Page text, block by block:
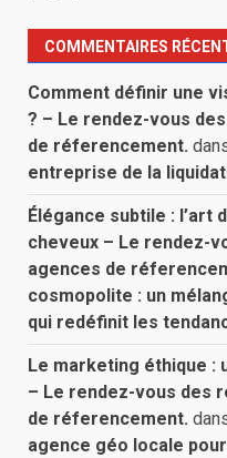
COMMENTAIRES
Comment définir une
? – Le rendez-vous
de réferencement.
entreprise de la
Élégance subtile : l’art
cheveux – Le rendez-
agences de
cosmopolite : un
qui redéfinit les
Le marketing éthique :
– Le rendez-vous des
de réferencement.
agence géo locale